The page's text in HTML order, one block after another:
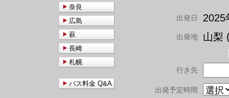
出発日 2025
出発地 山梨
行き先
出発予定時間
奈良
広島
萩
長崎
札幌
バス料金 Q&A